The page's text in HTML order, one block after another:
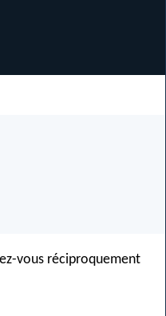
vous réciproquement